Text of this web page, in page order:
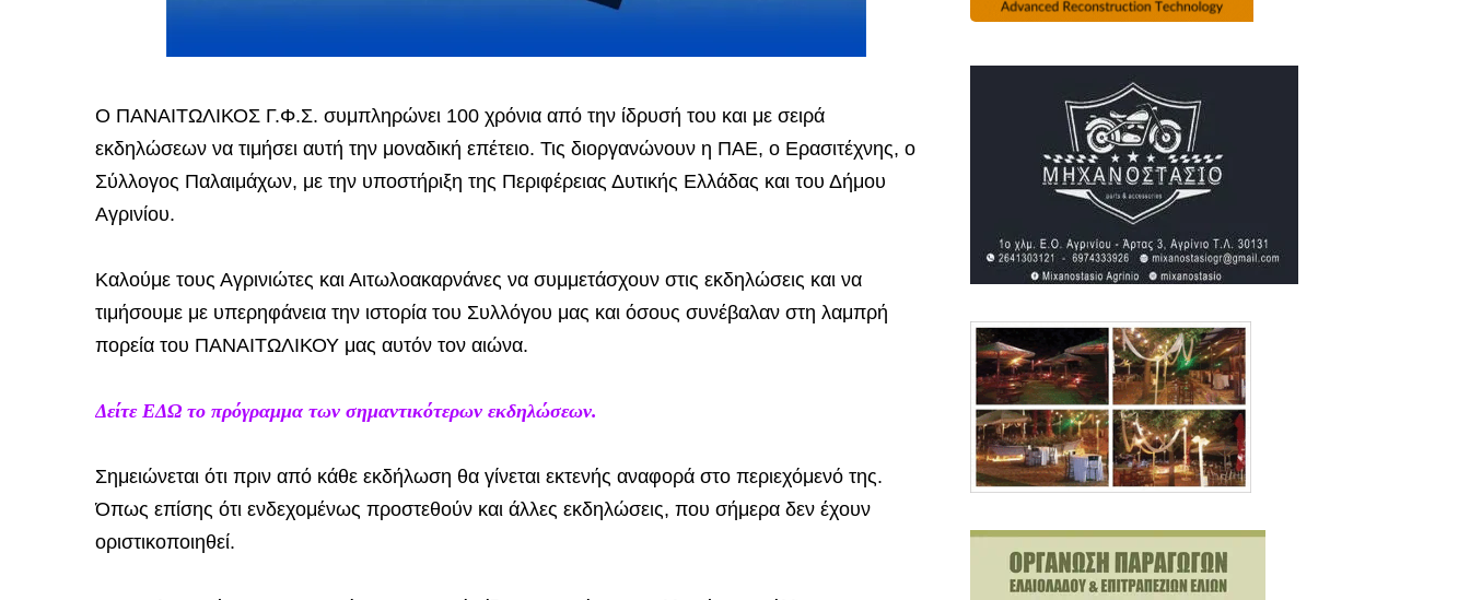
Ο ΠΑΝΑΙΤΩΛΙΚΟΣ Γ.Φ.Σ. συμπληρώνει 100 χρόνια από την ίδρυσή του και με σειρά
εκδηλώσεων να τιμήσει αυτή την μοναδική επέτειο. Τις διοργανώνουν η ΠΑΕ, ο Ερασιτέχνης, ο
Σύλλογος Παλαιμάχων, με την υποστήριξη της Περιφέρειας Δυτικής Ελλάδας και του Δήμου
Αγρινίου.
Καλούμε τους Αγρινιώτες και Αιτωλοακαρνάνες να συμμετάσχουν στις εκδηλώσεις και να
τιμήσουμε με υπερηφάνεια την ιστορία του Συλλόγου μας και όσους συνέβαλαν στη λαμπρή
πορεία του ΠΑΝΑΙΤΩΛΙΚΟΥ μας αυτόν τον αιώνα.
Δείτε ΕΔΩ το πρόγραμμα των σημαντικότερων εκδηλώσεων.
Σημειώνεται ότι πριν από κάθε εκδήλωση θα γίνεται εκτενής αναφορά στο περιεχόμενό της.
Όπως επίσης ότι ενδεχομένως προστεθούν και άλλες εκδηλώσεις, που σήμερα δεν έχουν
οριστικοποιηθεί.